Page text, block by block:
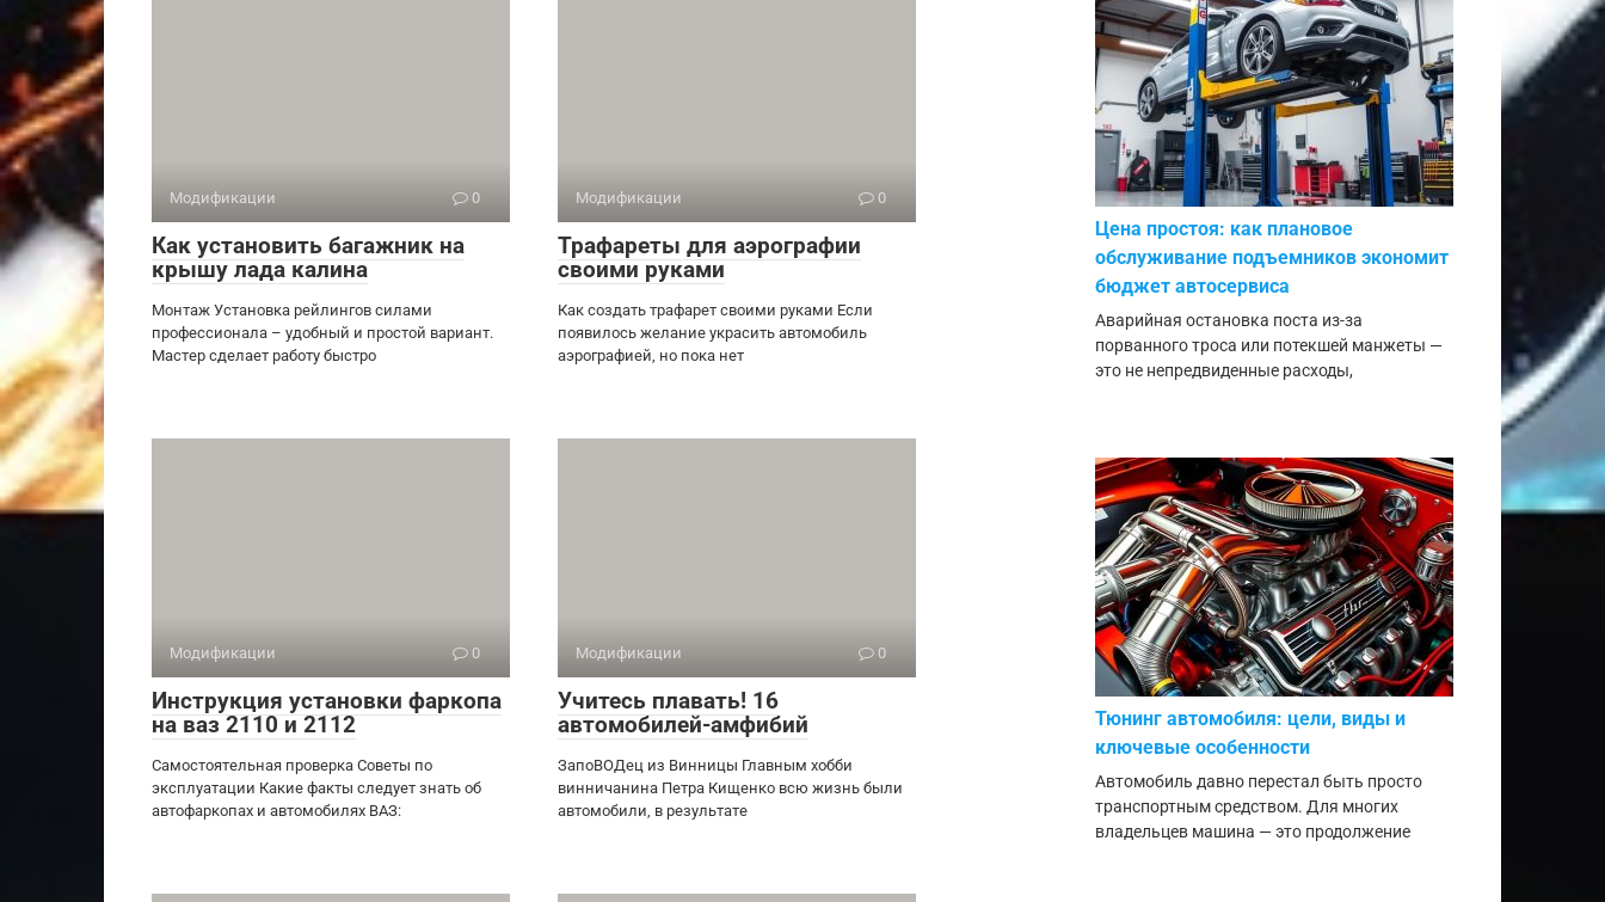
Модификации 0
Как установить багажник на
крышу лада калина
Монтаж Установка рейлингов силами
профессионала – удобный и простой вариант.
Мастер сделает работу быстро
Модификации 0
Трафареты для аэрографии
своими руками
Как создать трафарет своими руками Если
появилось желание украсить автомобиль
аэрографией, но пока нет
Модификации 0
Инструкция установки фаркопа
на ваз 2110 и 2112
Самостоятельная проверка Советы по
эксплуатации Какие факты следует знать об
автофаркопах и автомобилях ВАЗ:
Модификации 0
Учитесь плавать! 16
автомобилей-амфибий
ЗапоВОДец из Винницы Главным хобби
винничанина Петра Кищенко всю жизнь были
автомобили, в результате
Цена простоя: как плановое
обслуживание подъемников экономит
бюджет автосервиса
Аварийная остановка поста из-за
порванного троса или потекшей манжеты —
это не непредвиденные расходы,
Тюнинг автомобиля: цели, виды и
ключевые особенности
Автомобиль давно перестал быть просто
транспортным средством. Для многих
владельцев машина — это продолжение